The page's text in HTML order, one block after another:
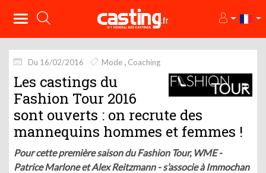
Du 16/02/2016 Mode Coaching
Les castings du
Fashion Tour 2016
sont ouverts : on recrute des
mannequins hommes et femmes !
Pour cette première saison du Fashion Tour, WME -
Patrice Marlone et Alex Reitzmann - s’associe à Immochan